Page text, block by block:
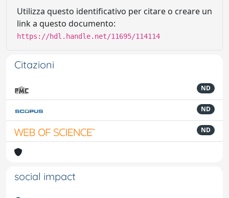
Utilizza questo identificativo per citare o creare un
link a questo documento:
https://hdl.handle.net/11695/114114
Citazioni
ND
ND
ND
social impact